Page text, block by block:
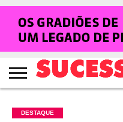
HOME
NOTÍCIAS
SHOWS
ENTREVISTAS
CLIQUES
RANKING
CROWLEY
TV
SUCESSO!
REVISTA
SUCESSO!
DESTAQUE